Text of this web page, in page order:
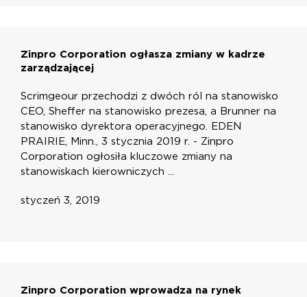
Zinpro Corporation ogłasza zmiany w kadrze
zarządzającej
Scrimgeour przechodzi z dwóch ról na stanowisko
CEO, Sheffer na stanowisko prezesa, a Brunner na
stanowisko dyrektora operacyjnego. EDEN
PRAIRIE, Minn., 3 stycznia 2019 r. - Zinpro
Corporation ogłosiła kluczowe zmiany na
stanowiskach kierowniczych ...
styczeń 3, 2019
Zinpro Corporation wprowadza na rynek